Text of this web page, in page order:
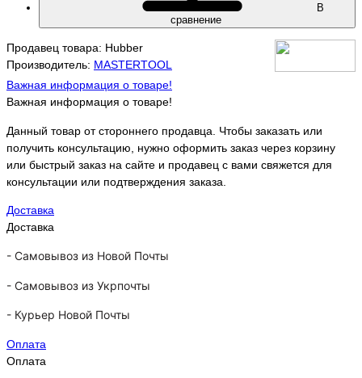
В
сравнение
Продавец товара: Hubber
Производитель: MASTERTOOL
Важная информация о товаре!
Важная информация о товаре!
Данный товар от стороннего продавца. Чтобы заказать или
получить консультацию, нужно оформить заказ через корзину
или быстрый заказ на сайте и продавец с вами свяжется для
консультации или подтверждения заказа.
Доставка
Доставка
- Самовывоз из Новой Почты
- Самовывоз из Укрпочты
- Курьер Новой Почты
Оплата
Оплата